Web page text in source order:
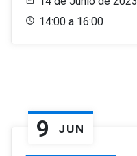
14:00 a 16:00
9 JUN